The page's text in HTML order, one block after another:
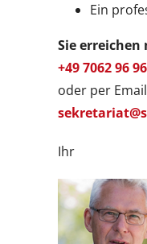
Ein
Sie erreichen
+49 7062 96
oder per Email
Ihr